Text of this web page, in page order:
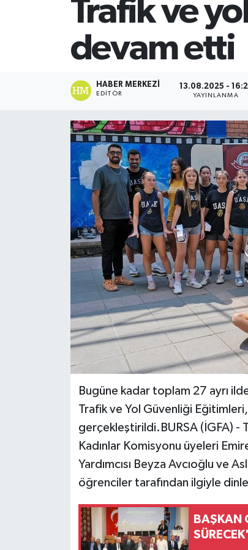
Trafik ve
devam etti
HABER MERKEZI
EDITÖR
13.08.2025 -
YAYINLANMA
Bugüne kadar toplam 27 ayrı
Trafik ve Yol Güvenliği
gerçekleştirildi.BURSA (İGFA) -
Kadınlar Komisyonu üyeleri
Yardımcısı Beyza Avcıoğlu ve
öğrenciler tarafından ilgiyle
BAŞKAN
Teknoloji
TRABZON